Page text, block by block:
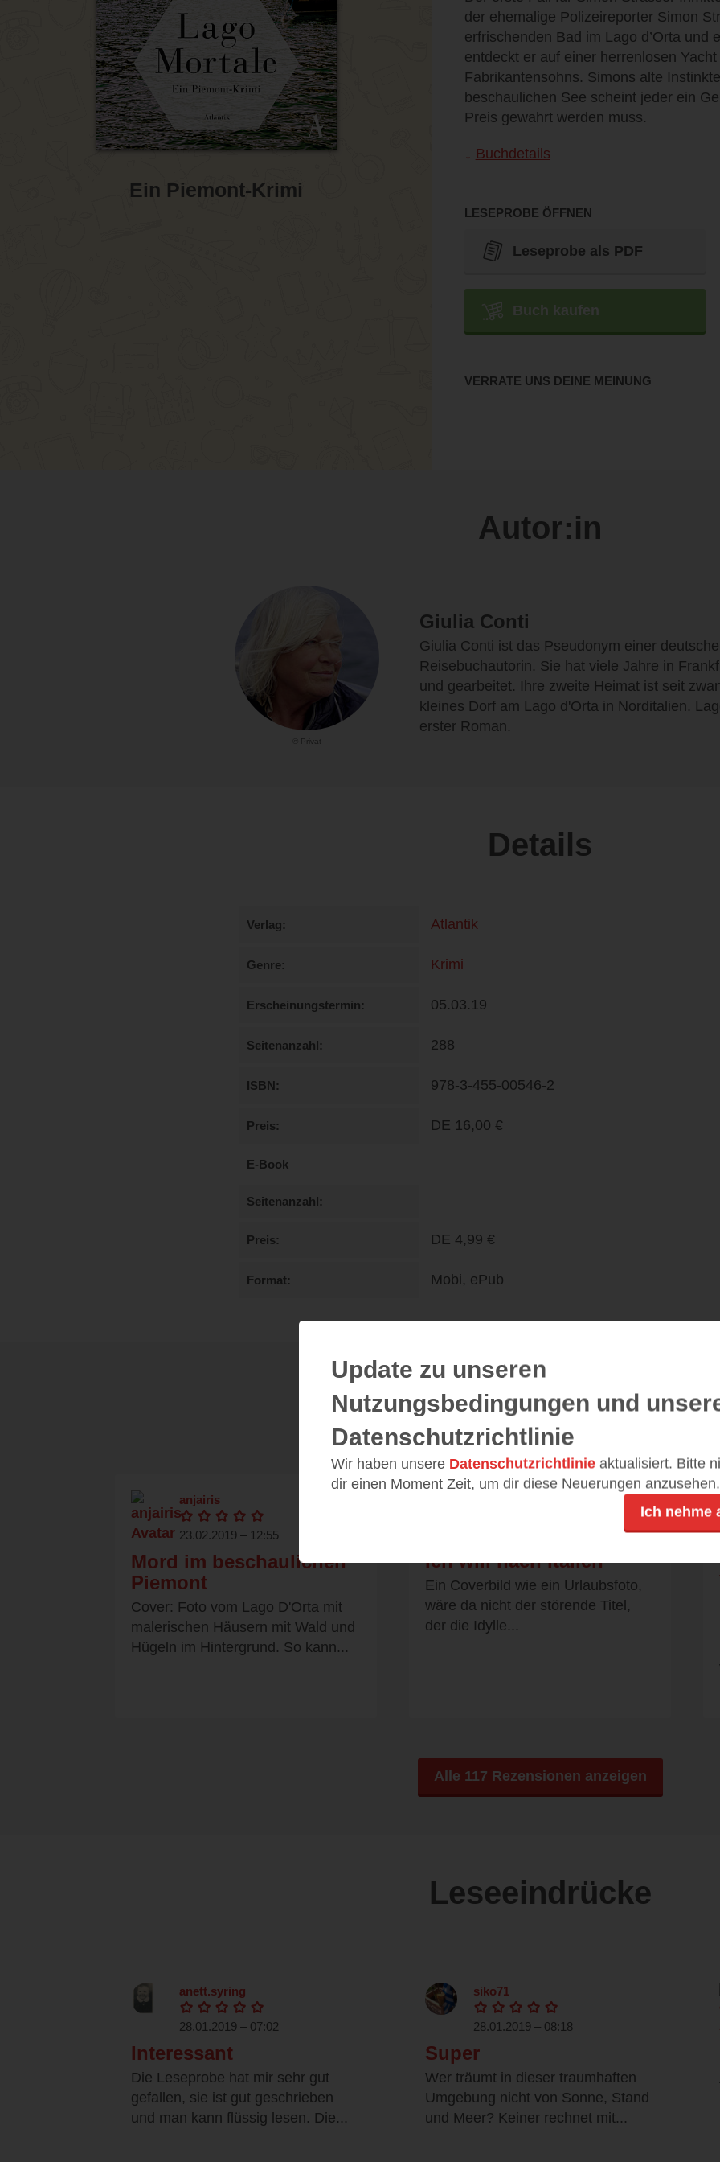
Ein Piemont-Krimi
der ehemalige Polizeireporter Simon
erfrischenden Bad im Lago d’Orta und
entdeckt er auf einer herrenlosen
Fabrikantensohns. Simons alte
beschaulichen See scheint jeder ein
Preis gewahrt werden muss.
Buchdetails
LESEPROBE ÖFFNEN
Leseprobe als PDF
Buch kaufen
VERRATE UNS DEINE MEINUNG
Autor:in
© Privat
Giulia Conti
Giulia Conti ist das Pseudonym einer
Reisebuchautorin. Sie hat viele Jahre in
und gearbeitet. Ihre zweite Heimat ist seit
kleines Dorf am Lago d'Orta in Norditalien.
erster Roman.
Details
Verlag Atlantik
Genre Krimi
Erscheinungstermin 05.03.19
Seitenanzahl 288
ISBN 978-3-455-00546-2
Preis DE 16,00 €
E-Book
Seitenanzahl
Preis DE 4,99 €
Format Mobi, ePub
Rezensionen
anjairis
23.02.2019 – 12:55
Mord im beschaulichen
Piemont
Cover: Foto vom Lago D'Orta mit
malerischen Häusern mit Wald und
Hügeln im Hintergrund. So kann...
Ich will nach Italien
Ein Coverbild wie ein Urlaubsfoto,
wäre da nicht der störende Titel,
der die Idylle...
Alle 117 Rezensionen anzeigen
Leseeindrücke
anett.syring
28.01.2019 – 07:02
Interessant
Die Leseprobe hat mir sehr gut
gefallen, sie ist gut geschrieben
und man kann flüssig lesen. Die...
siko71
28.01.2019 – 08:18
Super
Wer träumt in dieser traumhaften
Umgebung nicht von Sonne, Stand
und Meer? Keiner rechnet mit...
Update zu unseren
Nutzungsbedingungen und
Datenschutzrichtlinie
Wir haben unsere Datenschutzrichtlinie aktualisiert. Bitte
dir einen Moment Zeit, um dir diese Neuerungen anzusehen.
Ich nehme